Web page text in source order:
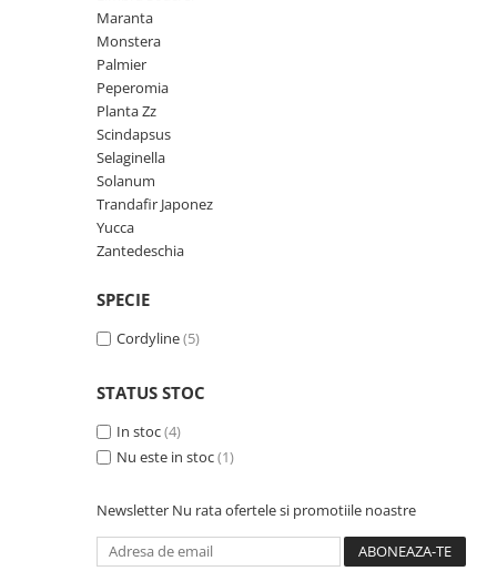
Seminte de Ierburi
Seminte de Legume/Fructe
Maranta
Monstera
Palmier
Peperomia
Planta Zz
Scindapsus
Selaginella
Solanum
Trandafir Japonez
Yucca
Zantedeschia
SPECIE
Cordyline(5)
STATUS STOC
In stoc(4)
Nu este in stoc(1)
Newsletter Nu rata ofertele si promotiile noastre